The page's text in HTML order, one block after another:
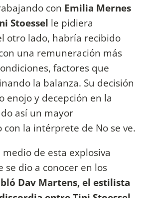
con Emilia Mernes
Stoessel le pidiera
otro lado, habría recibido
una remuneración más
factores que
la balanza. Su decisión
enojo y decepción en la
así un mayor
la intérprete de No se ve.
de esta explosiva
se dio a conocer en los
Dav Martens, el estilista